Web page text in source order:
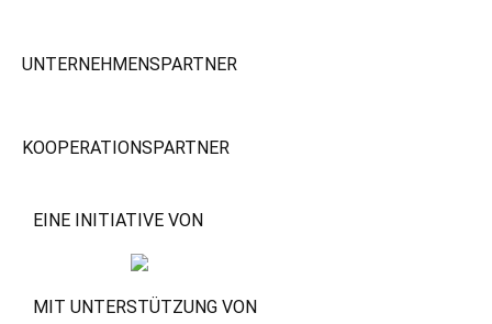
UNTERNEHMENSPARTNER
KOOPERATIONSPARTNER
EINE INITIATIVE VON
MIT UNTERSTÜTZUNG VON